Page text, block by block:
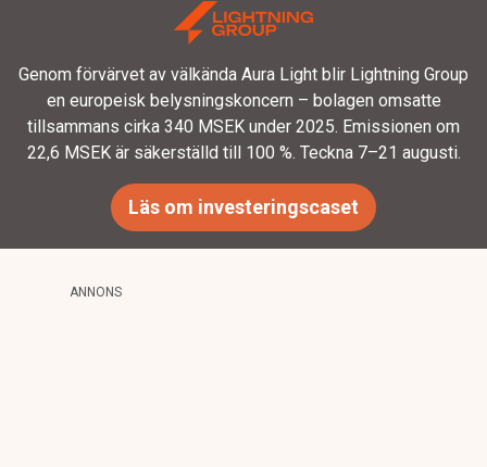
Genom förvärvet av välkända Aura Light blir Lightning Group
en europeisk belysningskoncern – bolagen omsatte
tillsammans cirka 340 MSEK under 2025. Emissionen om
22,6 MSEK är säkerställd till 100 %. Teckna 7–21 augusti.
Läs om investeringscaset
ANNONS